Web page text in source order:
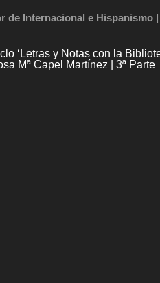
de Internacional e Hispanismo
‘Letras y Notas con la
Mª Capel Martínez | 3ª Parte